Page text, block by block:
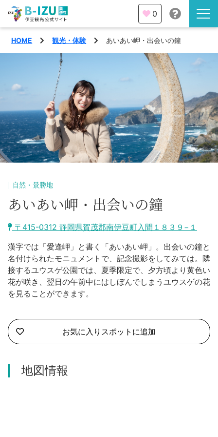
伊豆半島を知る
伊豆のみどころ
みる
あそぶ
あじわう
イベント
エリア
熱海市
沼津市
三島市
南伊豆町
函南町
西伊豆町
伊東市
伊豆の国市
特集
旅の計画
モデルコース
宿泊・予約
旅程作成
アクセス
合同会社説明会
0
HOME 観光・体験 あいあい岬・出会いの鐘
自然・景勝地
あいあい岬・出会いの鐘
〒415-0312 静岡県賀茂郡南伊豆町入間１８３９−１
漢字では「愛逢岬」と書く「あいあい岬」。出会いの鐘と
名付けられたモニュメントで、記念撮影をしてみては。隣
接するユウスゲ公園では、夏季限定で、夕方頃より黄色い
花が咲き、翌日の午前中にはしぼんでしまうユウスゲの花
を見ることができます。
お気に入りスポットに追加
地図情報